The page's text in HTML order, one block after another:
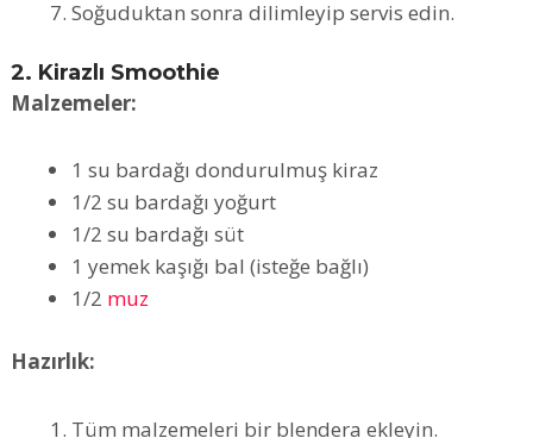
Soğuduktan sonra dilimleyip servis edin.
2. Kirazlı Smoothie
Malzemeler:
1 su bardağı dondurulmuş kiraz
1/2 su bardağı yoğurt
1/2 su bardağı süt
1 yemek kaşığı bal (isteğe bağlı)
1/2 muz
Hazırlık:
Tüm malzemeleri bir blendera ekleyin.